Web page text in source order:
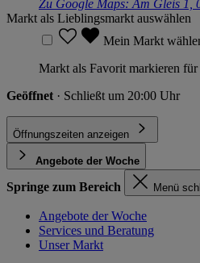
Zu Google Maps: Am Gleis 1,
Markt als Lieblingsmarkt auswählen
Mein Markt
Markt als Favorit markieren
Geöffnet · Schließt um 20:00 Uhr
Öffnungszeiten anzeigen
Angebote der Woche
Springe zum Bereich Menü
Angebote der Woche
Services und Beratung
Unser Markt